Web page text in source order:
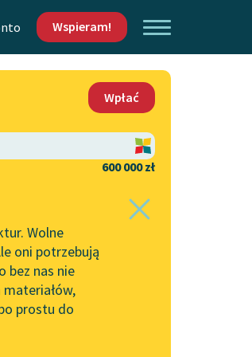
Wspieram!
projekcie
wykorzystania
Lektur
promocyjne
Wpłać
600 000 zł
Wolne
oni potrzebują
bez nas nie
prostu do